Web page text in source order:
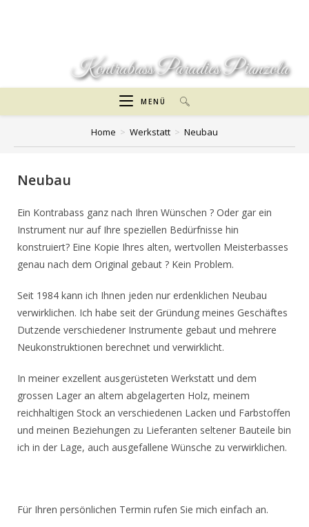
Kontrabass Paradies Pianzola
MENÜ
Home > Werkstatt > Neubau
Neubau
Ein Kontrabass ganz nach Ihren Wünschen ? Oder gar ein
Instrument nur auf Ihre speziellen Bedürfnisse hin
konstruiert? Eine Kopie Ihres alten, wertvollen Meisterbasses
genau nach dem Original gebaut ? Kein Problem.
Seit 1984 kann ich Ihnen jeden nur erdenklichen Neubau
verwirklichen. Ich habe seit der Gründung meines Geschäftes
Dutzende verschiedener Instrumente gebaut und mehrere
Neukonstruktionen berechnet und verwirklicht.
In meiner exzellent ausgerüsteten Werkstatt und dem
grossen Lager an altem abgelagerten Holz, meinem
reichhaltigen Stock an verschiedenen Lacken und Farbstoffen
und meinen Beziehungen zu Lieferanten seltener Bauteile bin
ich in der Lage, auch ausgefallene Wünsche zu verwirklichen.
Für Ihren persönlichen Termin rufen Sie mich einfach an.